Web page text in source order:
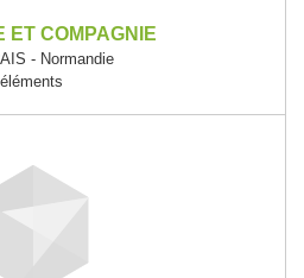
ET COMPAGNIE
- Normandie